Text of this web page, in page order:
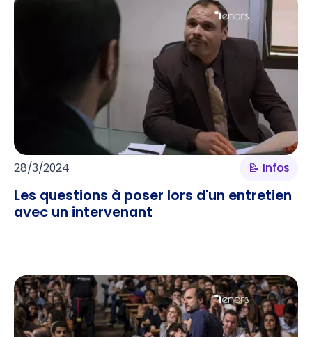
28/3/2024 📝 Infos
Les questions à poser lors d'un entretien
avec un intervenant